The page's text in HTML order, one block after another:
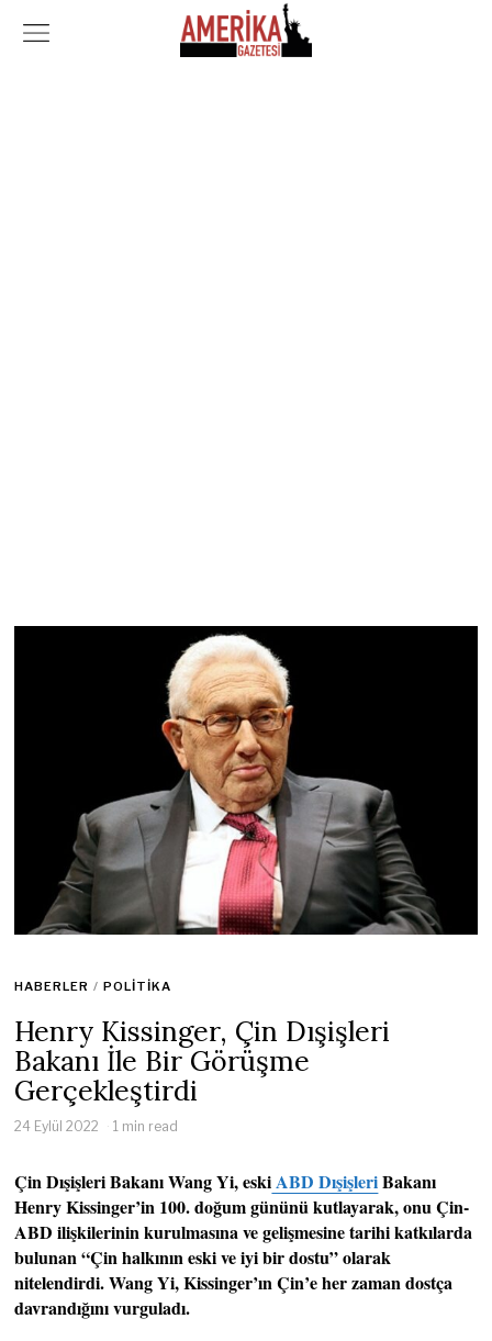
HABERLER / POLITIKA
Henry Kissinger, Çin Dışişleri
Bakanı İle Bir Görüşme
Gerçekleştirdi
24 Eylül 2022 1 min read
Çin Dışişleri Bakanı Wang Yi, eski ABD DışişleriBakanı
Henry Kissinger’in 100. doğum gününü kutlayarak, onu Çin-
ABD ilişkilerinin kurulmasına ve gelişmesine tarihi katkılarda
bulunan “Çin halkının eski ve iyi bir dostu” olarak
nitelendirdi. Wang Yi, Kissinger’ın Çin’e her zaman dostça
davrandığını vurguladı.